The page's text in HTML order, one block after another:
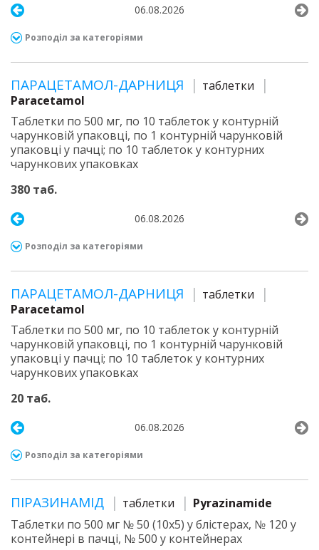
06.08.2026
Розподіл за категоріями
ПАРАЦЕТАМОЛ-ДАРНИЦЯ
таблетки
Paracetamol
Таблетки по 500 мг, по 10 таблеток у контурній
чарунковій упаковці, по 1 контурній чарунковій
упаковці у пачці; по 10 таблеток у контурних
чарункових упаковках
380 таб.
06.08.2026
Розподіл за категоріями
ПАРАЦЕТАМОЛ-ДАРНИЦЯ
таблетки
Paracetamol
Таблетки по 500 мг, по 10 таблеток у контурній
чарунковій упаковці, по 1 контурній чарунковій
упаковці у пачці; по 10 таблеток у контурних
чарункових упаковках
20 таб.
06.08.2026
Розподіл за категоріями
ПІРАЗИНАМІД таблетки
Pyrazinamide
Таблетки по 500 мг № 50 (10х5) у блістерах, № 120 у
контейнері в пачці, № 500 у контейнерах